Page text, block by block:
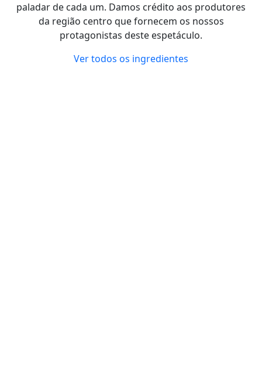
paladar de cada um. Damos crédito aos produtores
da região centro que fornecem os nossos
protagonistas deste espetáculo.
Ver todos os ingredientes